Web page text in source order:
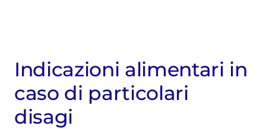
Indicazioni alimentari in
caso di particolari
disagi